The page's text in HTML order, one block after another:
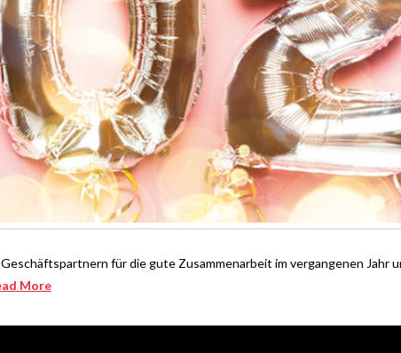
für die gute Zusammenarbeit im vergangenen Jahr
More